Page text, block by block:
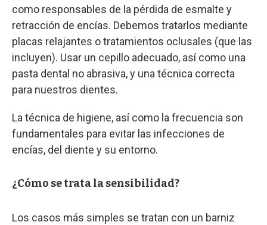
como responsables de la pérdida de esmalte y
retracción de encías. Debemos tratarlos mediante
placas relajantes o tratamientos oclusales (que las
incluyen). Usar un cepillo adecuado, así como una
pasta dental no abrasiva, y una técnica correcta
para nuestros dientes.
La técnica de higiene, así como la frecuencia son
fundamentales para evitar las infecciones de
encías, del diente y su entorno.
¿Cómo se trata la sensibilidad?
Los casos más simples se tratan con un barniz